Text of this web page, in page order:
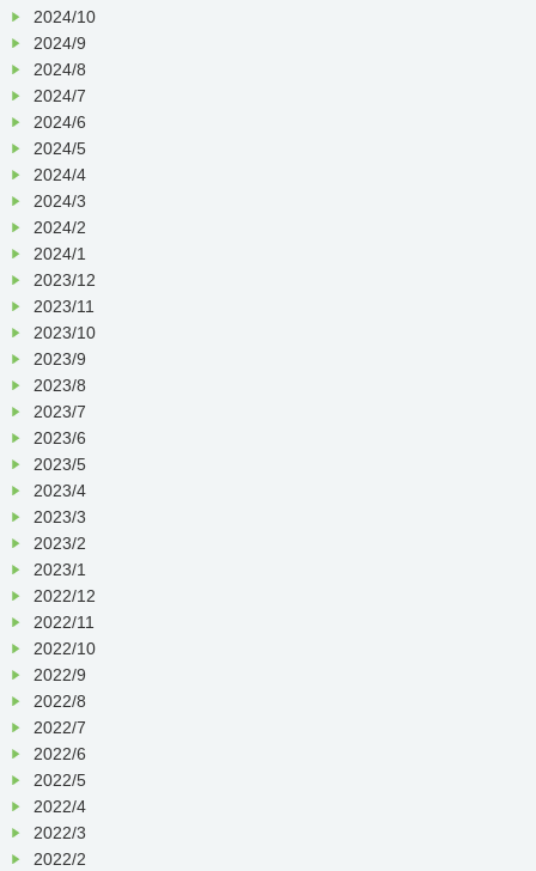
2024/10
2024/9
2024/8
2024/7
2024/6
2024/5
2024/4
2024/3
2024/2
2024/1
2023/12
2023/11
2023/10
2023/9
2023/8
2023/7
2023/6
2023/5
2023/4
2023/3
2023/2
2023/1
2022/12
2022/11
2022/10
2022/9
2022/8
2022/7
2022/6
2022/5
2022/4
2022/3
2022/2